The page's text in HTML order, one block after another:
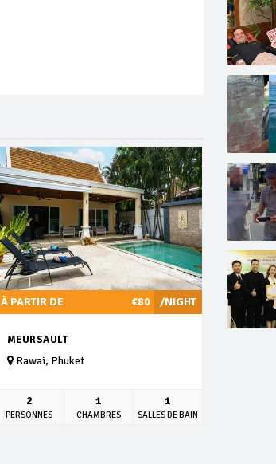
/NIGHT
À PARTIR DE €80
MEURSAULT
Rawai, Phuket
2
PERSONNES
1
CHAMBRES
1
SALLES DE BAIN